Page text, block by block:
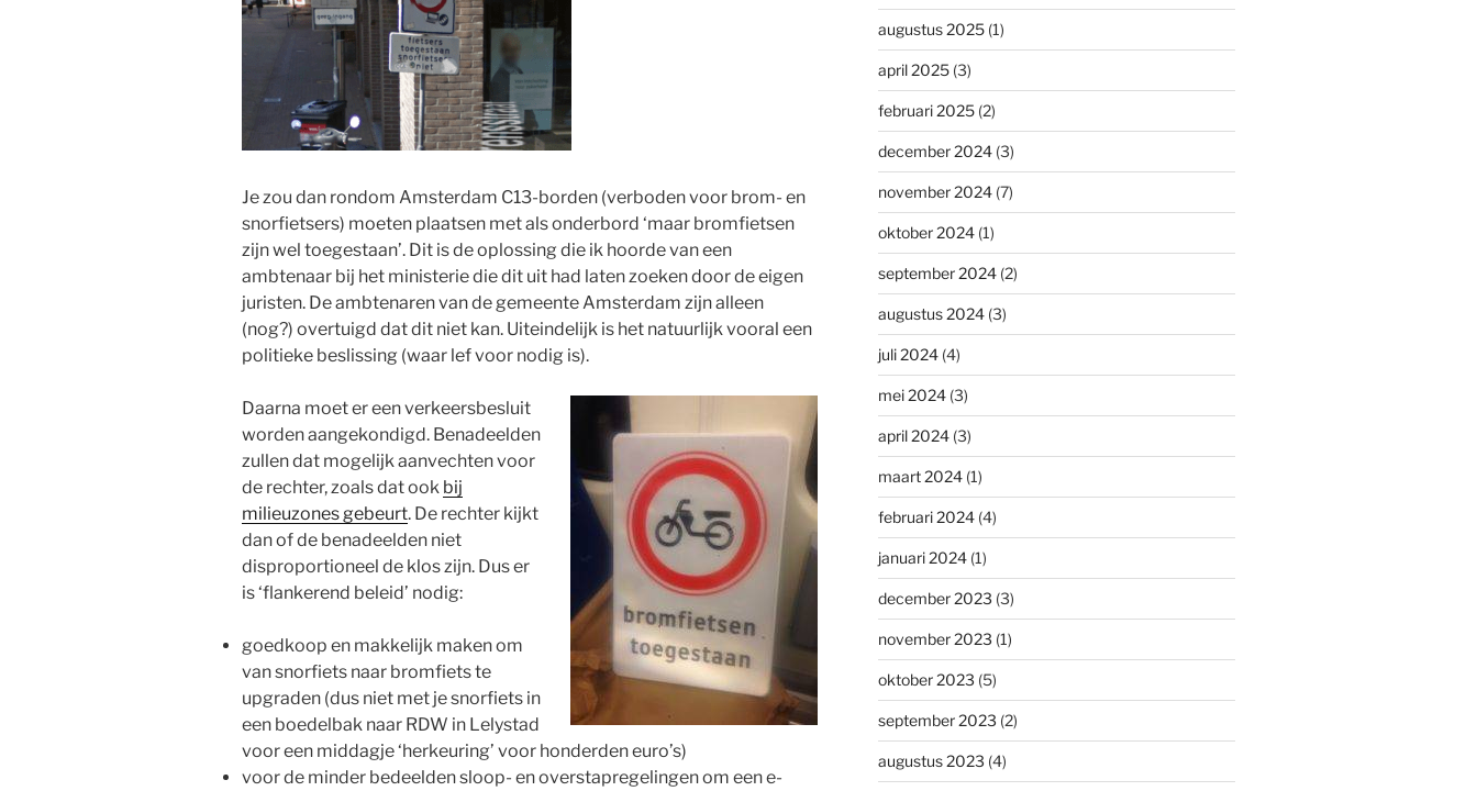
Je zou dan rondom Amsterdam C13-borden (verboden voor brom- en
snorfietsers) moeten plaatsen met als onderbord ‘maar bromfietsen
zijn wel toegestaan’. Dit is de oplossing die ik hoorde van een
ambtenaar bij het ministerie die dit uit had laten zoeken door de eigen
juristen. De ambtenaren van de gemeente Amsterdam zijn alleen
(nog?) overtuigd dat dit niet kan. Uiteindelijk is het natuurlijk vooral een
politieke beslissing (waar lef voor nodig is).
Daarna moet er een verkeersbesluit
worden aangekondigd. Benadeelden
zullen dat mogelijk aanvechten voor
de rechter, zoals dat ook bij
milieuzones gebeurt. De rechter kijkt
dan of de benadeelden niet
disproportioneel de klos zijn. Dus er
is ‘flankerend beleid’ nodig:
goedkoop en makkelijk maken om
van snorfiets naar bromfiets te
upgraden (dus niet met je snorfiets in
een boedelbak naar RDW in Lelystad
voor een middagje ‘herkeuring’ voor honderden euro’s)
voor de minder bedeelden sloop- en overstapregelingen om een e-
augustus 2025(1)
april 2025(3)
februari 2025(2)
december 2024(3)
november 2024(7)
oktober 2024(1)
september 2024(2)
augustus 2024(3)
juli 2024(4)
mei 2024(3)
april 2024(3)
maart 2024(1)
februari 2024(4)
januari 2024(1)
december 2023 (3)
november 2023 (1)
oktober 2023 (5)
september 2023 (2)
augustus 2023 (4)